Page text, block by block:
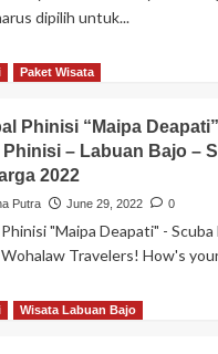
dipilih untuk...
Paket Wisata
Phinisi “Maipa
– Labuan Bajo –
2022
Putra June 29, 2022 0
"Maipa Deapati" -
Travelers! How's
Wisata Labuan Bajo